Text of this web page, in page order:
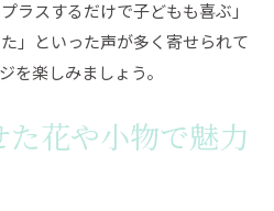
ラスするだけで子どもも喜ぶ」
」といった声が多く寄せられて
を楽しみましょう。
花や小物で魅力